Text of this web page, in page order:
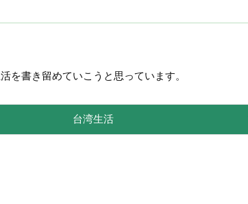
を書き留めていこうと思っています。
台湾生活